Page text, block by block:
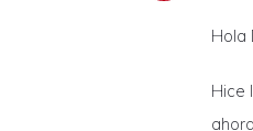
Hola
Hice